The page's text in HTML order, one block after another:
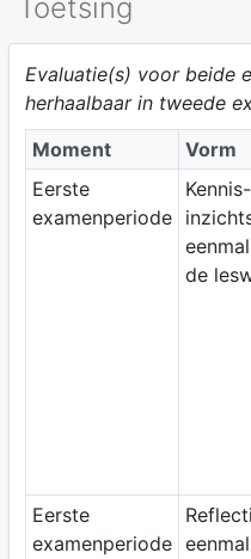
Toetsing
Evaluatie(s) voor beide
herhaalbaar in tweede
Moment
Vorm
Eerste
examenperiode
de
Eerste
examenperiode